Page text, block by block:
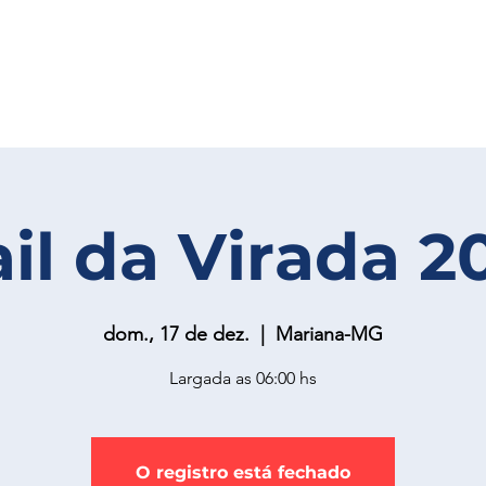
da Virada
dom., 17 de dez. Mariana-MG
Largada as 06:00 hs
O registro está fechado